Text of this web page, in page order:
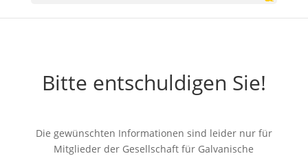
Bitte entschuldigen Sie!
Die gewünschten Informationen sind leider nur für
Mitglieder der Gesellschaft für Galvanische